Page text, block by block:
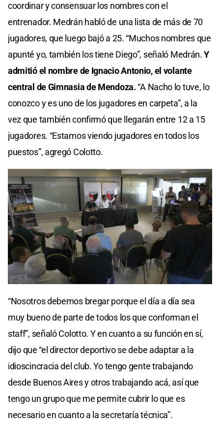
coordinar y consensuar los nombres con el
entrenador. Medrán habló de una lista de más de 70
jugadores, que luego bajó a 25. “Muchos nombres que
apunté yo, también los tiene Diego”, señaló Medrán.Y
admitió el nombre de Ignacio Antonio, el volante
central de Gimnasia de Mendoza. “A Nacho lo tuve, lo
conozco y es uno de los jugadores en carpeta”, a la
vez que también confirmó que llegarán entre 12 a 15
jugadores. “Estamos viendo jugadores en todos los
puestos”, agregó Colotto.
“Nosotros debemos bregar porque el día a día sea
muy bueno de parte de todos los que conforman el
staff”, señaló Colotto. Y en cuanto a su función en sí,
dijo que “el director deportivo se debe adaptar a la
idioscincracia del club. Yo tengo gente trabajando
desde Buenos Aires y otros trabajando acá, así que
tengo un grupo que me permite cubrir lo que es
necesario en cuanto a la secretaría técnica”.